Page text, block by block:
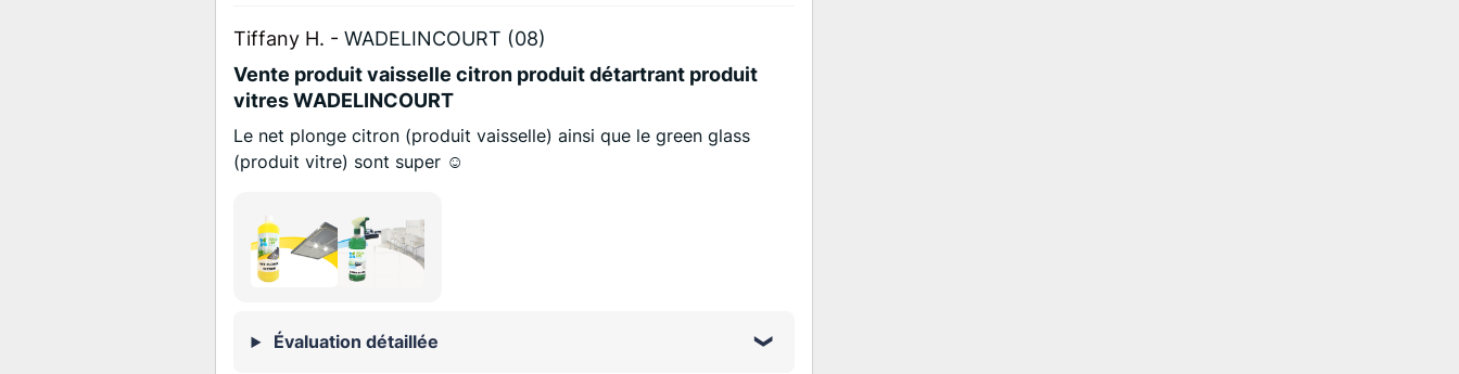
Tiffany H. -WADELINCOURT (08)
Vente produit vaisselle citron produit détartrant produit
vitres WADELINCOURT
Le net plonge citron (produit vaisselle) ainsi que le green glass
(produit vitre) sont super ☺️
Évaluation détaillée